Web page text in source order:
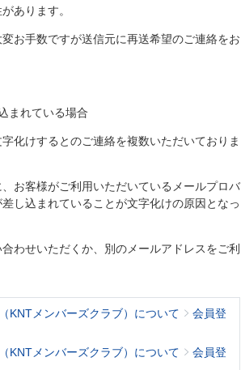
あります。
お手数ですが送信元に再送希望のご連絡をお
まれている場合
化けするとのご連絡を複数いただいておりま
お客様がご利用いただいているメールプロバ
し込まれていることが文字化けの原因となっ
わせいただくか、別のメールアドレスをご利
KNTメンバーズクラブ）について
会員登
KNTメンバーズクラブ）について
会員登